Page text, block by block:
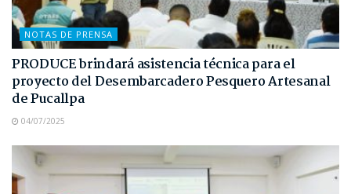
NOTAS DE PRENSA
PRODUCE brindará asistencia técnica para el
proyecto del Desembarcadero Pesquero Artesanal
de Pucallpa
04/07/2025